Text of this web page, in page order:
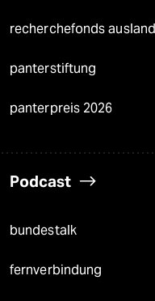
recherchefonds ausland
panterstiftung
panterpreis 2026
Podcast
bundestalk
fernverbindung